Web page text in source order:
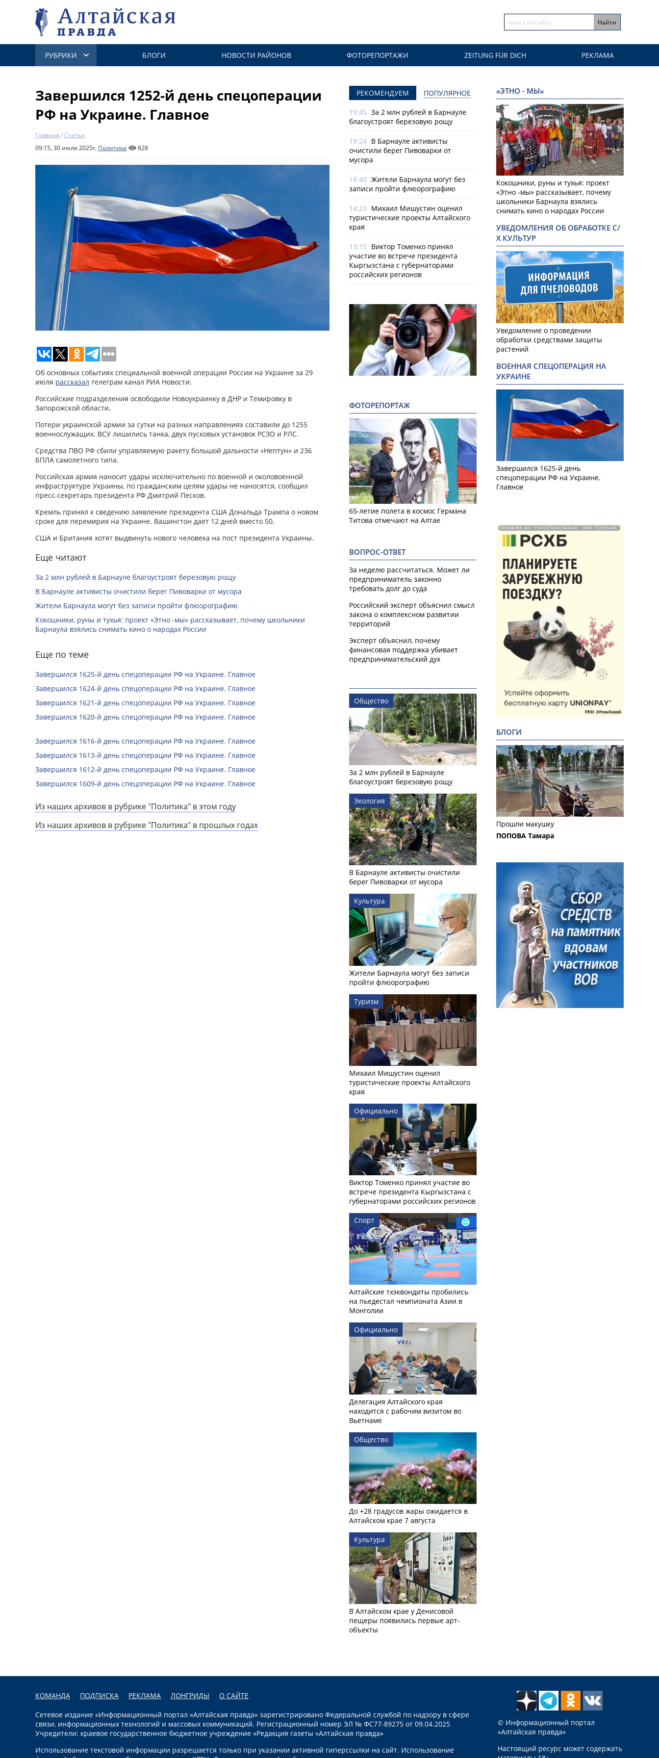
РУБРИКИ БЛОГИ НОВОСТИ РАЙОНОВ ФОТОРЕПОРТАЖИ ZEITUNG FÜR DICH РЕКЛАМА
Завершился 1252-й день спецоперации
РФ на Украине. Главное
Главная /Статьи
09:15, 30 июля 2025г, Политика 828
Об основных событиях специальной военной операции России на Украине за 29
июля рассказал телеграм канал РИА Новости.
Российские подразделения освободили Новоукраинку в ДНР и Темировку в
Запорожской области.
Потери украинской армии за сутки на разных направлениях составили до 1255
военнослужащих. ВСУ лишились танка, двух пусковых установок РСЗО и РЛС.
Средства ПВО РФ сбили управляемую ракету большой дальности «Нептун» и 236
БПЛА самолетного типа.
Российская армия наносит удары исключительно по военной и околовоенной
инфраструктуре Украины, по гражданским целям удары не наносятся, сообщил
пресс-секретарь президента РФ Дмитрий Песков.
Кремль принял к сведению заявление президента США Дональда Трампа о новом
сроке для перемирия на Украине. Вашингтон дает 12 дней вместо 50.
США и Британия хотят выдвинуть нового человека на пост президента Украины.
Еще читают
За 2 млн рублей в Барнауле благоустроят березовую рощу
В Барнауле активисты очистили берег Пивоварки от мусора
Жители Барнаула могут без записи пройти флюорографию
Кокошники, руны и тухья: проект «Этно -мы» рассказывает, почему школьники
Барнаула взялись снимать кино о народах России
Еще по теме
Завершился 1625-й день спецоперации РФ на Украине. Главное
Завершился 1624-й день спецоперации РФ на Украине. Главное
Завершился 1621-й день спецоперации РФ на Украине. Главное
Завершился 1620-й день спецоперации РФ на Украине. Главное
Завершился 1616-й день спецоперации РФ на Украине. Главное
Завершился 1613-й день спецоперации РФ на Украине. Главное
Завершился 1612-й день спецоперации РФ на Украине. Главное
Завершился 1609-й день спецоперации РФ на Украине. Главное
Из наших архивов в рубрике "Политика" в этом году
Из наших архивов в рубрике "Политика" в прошлых годах
РЕКОМЕНДУЕМ ПОПУЛЯРНОЕ
19:45 За 2 млн рублей в Барнауле
благоустроят березовую рощу
19:24 В Барнауле активисты
очистили берег Пивоварки от
мусора
18:40 Жители Барнаула могут без
записи пройти флюорографию
14:23 Михаил Мишустин оценил
туристические проекты Алтайского
края
13:15 Виктор Томенко принял
участие во встрече президента
Кыргызстана с губернаторами
российских регионов
ФОТОРЕПОРТАЖ
65-летие полета в космос Германа
Титова отмечают на Алтае
ВОПРОС-ОТВЕТ
За неделю рассчитаться. Может ли
предприниматель законно
требовать долг до суда
Российский эксперт объяснил смысл
закона о комплексном развитии
территорий
Эксперт объяснил, почему
финансовая поддержка убивает
предпринимательский дух
Общество
За 2 млн рублей в Барнауле
благоустроят березовую рощу
Экология
В Барнауле активисты очистили
берег Пивоварки от мусора
Культура
Жители Барнаула могут без записи
пройти флюорографию
Туризм
Михаил Мишустин оценил
туристические проекты Алтайского
края
Официально
Виктор Томенко принял участие во
встрече президента Кыргызстана с
губернаторами российских регионов
Спорт
Алтайские тхэквондиты пробились
на пьедестал чемпионата Азии в
Монголии
Официально
Делегация Алтайского края
находится с рабочим визитом во
Вьетнаме
Общество
До +28 градусов жары ожидается в
Алтайском крае 7 августа
Культура
В Алтайском крае у Денисовой
пещеры появились первые арт-
объекты
«ЭТНО - МЫ»
Кокошники, руны и тухья: проект
«Этно -мы» рассказывает, почему
школьники Барнаула взялись
снимать кино о народах России
УВЕДОМЛЕНИЯ ОБ ОБРАБОТКЕ С/
Х КУЛЬТУР
Уведомление о проведении
обработки средствами защиты
растений
ВОЕННАЯ СПЕЦОПЕРАЦИЯ НА
УКРАИНЕ
Завершился 1625-й день
спецоперации РФ на Украине.
Главное
РЕКЛАМА АО "РОССЕЛЬХОЗБАНК". ИНН 772511448.
БЛОГИ
Прошли макушку
ПОПОВА Тамара
КОМАНДА ПОДПИСКА РЕКЛАМА ЛОНГРИДЫ О САЙТЕ
Сетевое издание «Информационный портал «Алтайская правда» зарегистрировано Федеральной службой по надзору в сфере
связи, информационных технологий и массовых коммуникаций. Регистрационный номер ЭЛ № ФС77-89275 от 09.04.2025
Учредители: краевое государственное бюджетное учреждение «Редакция газеты «Алтайская правда»
Использование текстовой информации разрешается только при указании активной гиперссылки на сайт. Использование
© Информационный портал
«Алтайская правда»
Настоящий ресурс может содержать